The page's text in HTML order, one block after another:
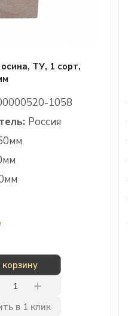
ТУ, 1 сорт,
1058
Россия
корзину
в 1 клик